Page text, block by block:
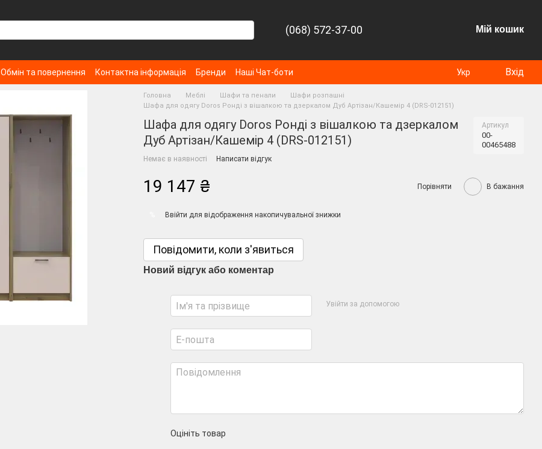
(068) 572-37-00 Мій кошик
Обмін та повернення Контактна інформація Бренди Наші Чат-боти Укр Вхід
Головна Меблі Шафи та пенали
Шафи розпашні
Шафа для одягу Doros Ронді з вішалкою та дзеркалом Дуб Артізан/Кашемір 4 (DRS-012151)
Шафа для одягу Doros Ронді з вішалкою та дзеркалом
Дуб Артізан/Кашемір 4 (DRS-012151)
Артикул
00-
00465488
Немає в наявності Написати відгук
19 147 ₴ Порівняти В бажання
Ввійти для відображення накопичувальної знижки
Повідомити, коли з'явиться
Новий відгук або коментар
Увійти за допомогою
Оцініть товар